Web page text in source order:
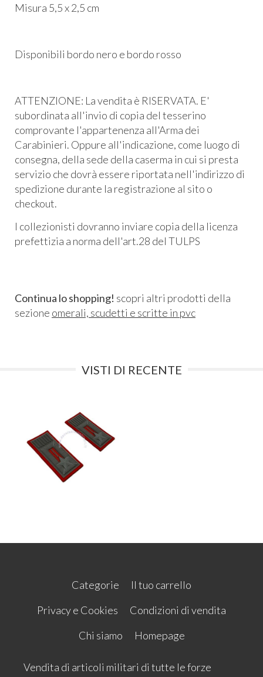
Misura 5,5 x 2,5 cm
Disponibili bordo nero e bordo rosso
ATTENZIONE: La vendita è RISERVATA. E'
subordinata all'invio di copia del tesserino
comprovante l'appartenenza all'Arma dei
Carabinieri. Oppure all'indicazione, come luogo di
consegna, della sede della caserma in cui si presta
servizio che dovrà essere riportata nell'indirizzo di
spedizione durante la registrazione al sito o
checkout.
I collezionisti dovranno inviare copia della licenza
prefettizia a norma dell'art.28 del TULPS
Continua lo shopping! scopri altri prodotti della
sezione omerali, scudetti e scritte in pvc
VISTI DI RECENTE
Categorie
Il tuo carrello
Privacy e Cookies
Condizioni di vendita
Chi siamo
Homepage
Vendita di articoli militari di tutte le forze